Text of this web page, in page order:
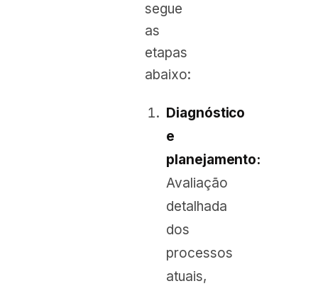
segue
as
etapas
abaixo:
Diagnóstico
e
planejamento:
Avaliação
detalhada
dos
processos
atuais,